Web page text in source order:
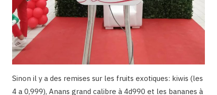
Sinon il y a des remises sur les fruits exotiques: kiwis (les
4 a 0,999), Anans grand calibre à 4d990 et les bananes à